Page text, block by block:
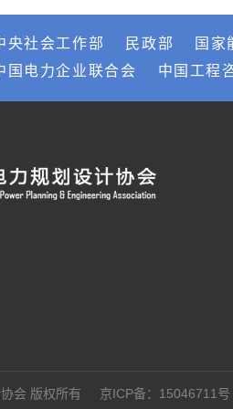
央社会工作部 民政部
国家
国电力企业联合会
中国工程
会 版权所有 京ICP备：15046711号